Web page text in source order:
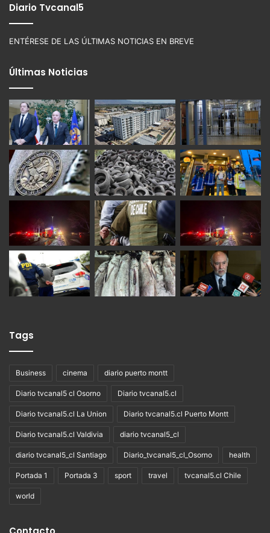
Diario Tvcanal5
ENTÉRESE DE LAS ÚLTIMAS NOTICIAS EN BREVE
Últimas Noticias
Tags
Business cinema diario puerto montt
Diario tvcanal5 cl Osorno Diario tvcanal5.cl
Diario tvcanal5.cl La Union Diario tvcanal5.cl Puerto Montt
Diario tvcanal5.cl Valdivia diario tvcanal5_cl
diario tvcanal5_cl Santiago Diario_tvcanal5_cl_Osorno health
Portada 1 Portada 3 sport travel tvcanal5.cl Chile
world